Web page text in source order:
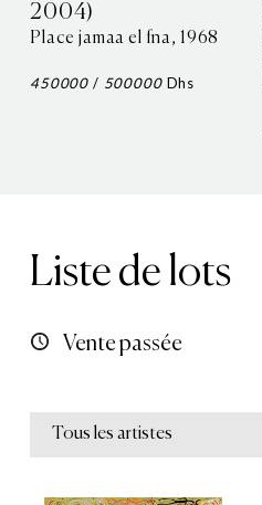
2004)
Place jamaa el fna, 1968
450000 / 500000Dhs
Liste de lots
Vente passée
Tous les artistes